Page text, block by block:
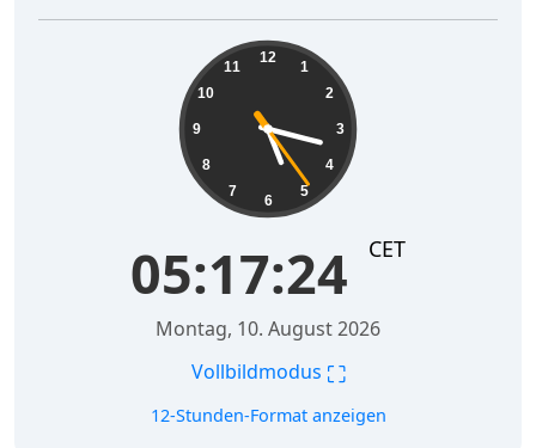
12
1
2
3
4
5
6
7
8
9
10
11
05:17:25 CET
Montag, 10. August 2026
Vollbildmodus ⛶
12-Stunden-Format anzeigen